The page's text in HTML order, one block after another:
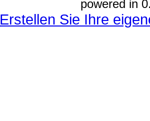
powered in
Erstellen Sie Ihre